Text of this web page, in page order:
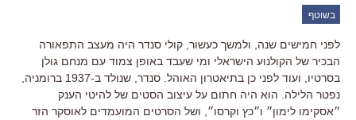
בשוטף
לפני חמישים שנה, ולמשך כעשור, קולי סנדר היה מעצב התפאורה
הבכיר של הקולנוע הישראלי ומי שעבד באופן צמוד עם מנחם גולן
בסרטיו, ועוד לפני כן בתיאטרון האוהל. סנדר, שנולד ב-1937 ברומניה,
נפטר הלילה. הוא היה חתום על עיצוב הסטים של להיטי הענק
״אסקימו לימון״ ו״כץ וקרסו״, ושל הסרטים המועמדים לאוסקר הזר